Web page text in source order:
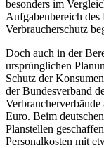
besonders im
Aufgabenbereich
Verbraucherschutz
Doch auch in der
ursprünglichen
Schutz der
der Bundesverband
Euro. Beim
Planstellen
Personalkosten mit